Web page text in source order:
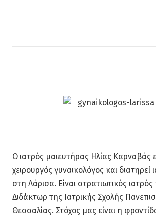
Ο ιατρός μαιευτήρας Ηλίας Καρναβάς
χειρουργός γυναικολόγος και διατηρεί
στη Λάρισα. Είναι στρατιωτικός ιατρός
Διδάκτωρ της Ιατρικής Σχολής
Θεσσαλίας. Στόχος μας είναι η